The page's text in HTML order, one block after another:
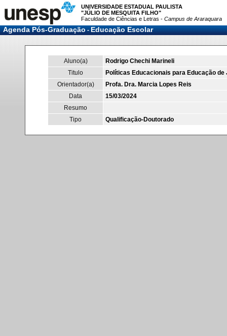
UNIVERSIDADE ESTADUAL PAULISTA
"JÚLIO DE MESQUITA FILHO"
Faculdade de Ciências e Letras - Campus de Araraquara
Agenda Pós-Graduação-Educação Escolar
Aluno(a)
Rodrigo Chechi Marineli
Titulo
Políticas Educacionais para Educação
Orientador(a)
Profa. Dra. Marcia Lopes Reis
Data
15/03/2024
Resumo
Tipo
Qualificação-Doutorado